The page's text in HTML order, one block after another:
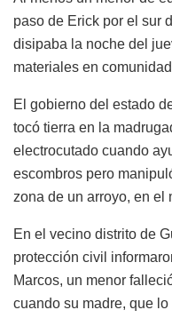
paso de Erick por el sur
disipaba la noche del
materiales en
El gobierno del estado
tocó tierra en la
electrocutado cuando
escombros pero
zona de un arroyo, en el
En el vecino distrito de
protección civil
Marcos, un menor
cuando su madre, que